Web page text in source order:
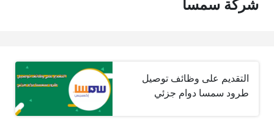
شركة سمسا
التقديم على وظائف توصيل
طرود سمسا دوام جزئي